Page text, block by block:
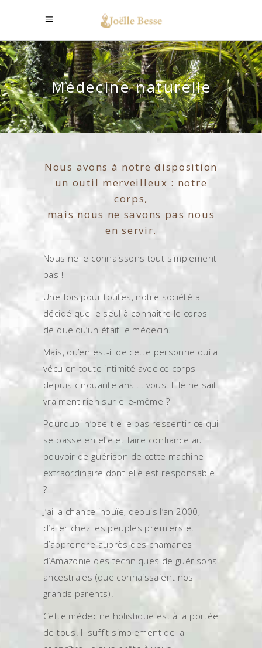
Médecine naturelle
Nous avons à notre disposition
un outil merveilleux : notre
corps,
mais nous ne savons pas nous
en servir.
Nous ne le connaissons tout simplement
pas !
Une fois pour toutes, notre société a
décidé que le seul à connaître le corps
de quelqu’un était le médecin.
Mais, qu’en est-il de cette personne qui a
vécu en toute intimité avec ce corps
depuis cinquante ans … vous. Elle ne sait
vraiment rien sur elle-même ?
Pourquoi n’ose-t-elle pas ressentir ce qui
se passe en elle et faire confiance au
pouvoir de guérison de cette machine
extraordinaire dont elle est responsable
?
J’ai la chance inouïe, depuis l’an 2000,
d’aller chez les peuples premiers et
d’apprendre auprès des chamanes
d’Amazonie des techniques de guérisons
ancestrales (que connaissaient nos
grands parents).
Cette médecine holistique est à la portée
de tous. Il suffit simplement de la